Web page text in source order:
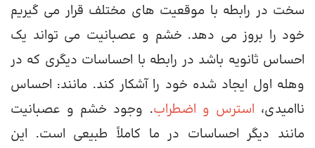
سخت در رابطه با موقعیت های مختلف قرار می گیریم
خود را بروز می دهد. خشم و عصبانیت می تواند یک
احساس ثانویه باشد در رابطه با احساسات دیگری که در
وهله اول ایجاد شده خود را آشکار کند. مانند: احساس
ناامیدی، استرس و اضطراب. وجود خشم و عصبانیت
مانند دیگر احساسات در ما کاملاً طبیعی است. این